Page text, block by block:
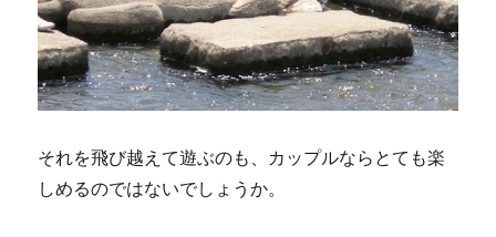
それを飛び越えて遊ぶのも、カップルならとても楽
しめるのではないでしょうか。